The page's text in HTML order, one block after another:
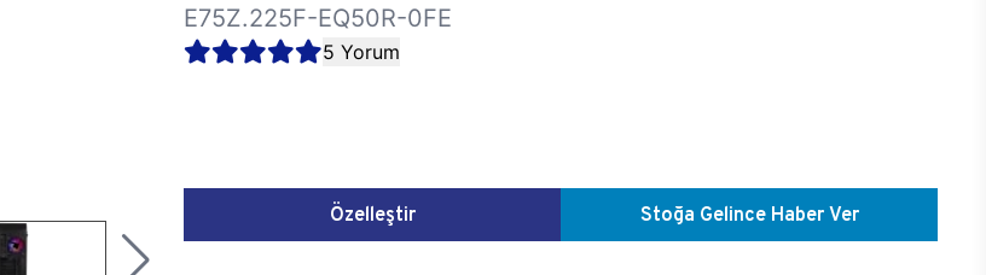
E75Z.225F-EQ50R-0FE
5 Yorum
Özelleştir Stoğa Gelince Haber Ver